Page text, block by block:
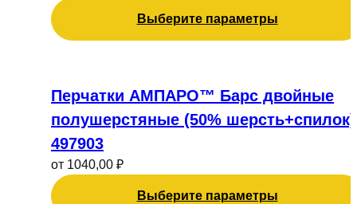
Выберите параметры
можно
выбрать
товара.
Перчатки АМПАРО™ Барс двойные
полушерстяные (50%
497903
от 1040,00 ₽
Выберите параметры
товар
несколько
вариаций.
Опции
можно